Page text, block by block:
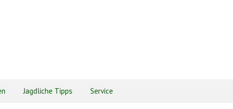
Jagdliche Tipps Service